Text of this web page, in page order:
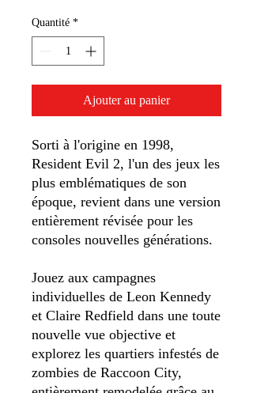
Quantité *
Ajouter au panier
Sorti à l'origine en 1998,
Resident Evil 2, l'un des jeux les
plus emblématiques de son
époque, revient dans une version
entièrement révisée pour les
consoles nouvelles générations.
Jouez aux campagnes
individuelles de Leon Kennedy
et Claire Redfield dans une toute
nouvelle vue objective et
explorez les quartiers infestés de
zombies de Raccoon City,